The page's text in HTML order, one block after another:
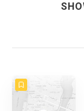
COUNT